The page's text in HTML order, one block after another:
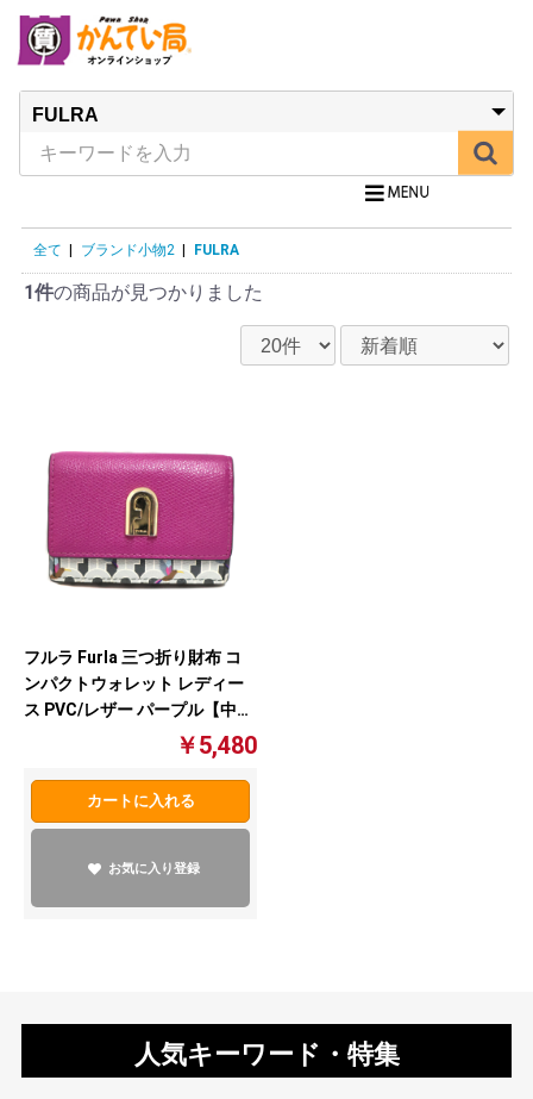
人気キーワード・特集
全て ブランド小物2 FULRA
1件の商品が見つかりました
フルラ Furla 三つ折り財布 コ
ンパクトウォレット レディー
ス PVC/レザー パープル【中
￥5,480
カートに入れる
お気に入り登録